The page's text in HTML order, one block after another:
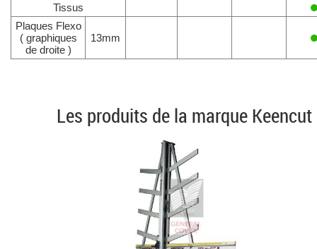
Tissus
Plaques Flexo
( graphiques
de droite )
13mm
Les produits de la marque Keencut